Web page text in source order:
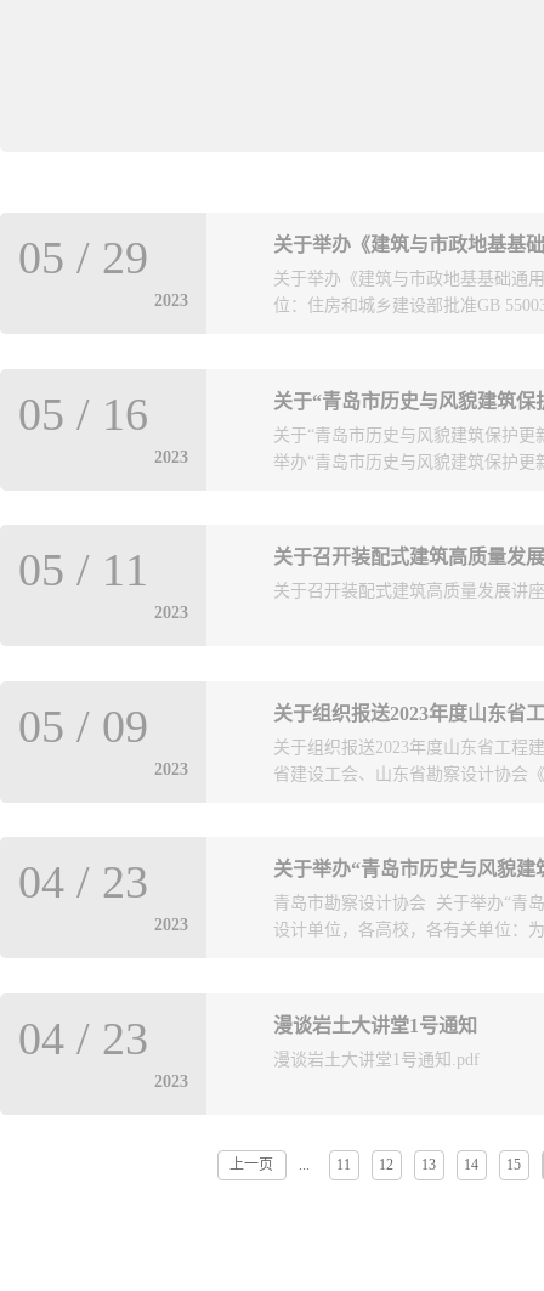
关于举办《建筑与市政地基基
2023
05 / 29
关于举办《建筑与市政地基基础通
位：住房和城乡建设部批准GB
规范》国家标准，本文件为强制性
程技术人员系统掌握对该标准的理
55003-2021标准培训活动，现将有
范》GB 55003-2021编制背景、条
长。兼任住房和城乡建设部建筑地
委员、中国建筑业协会深基础与地
的单位认真填报回执表，加盖单位
请参训人员认真遵守培训期间主办
件：培训回执表。青岛市勘察设计
关于“青岛市历史与风貌建筑
2023
05 / 16
关于“青岛市历史与风貌建筑保护
举办“青岛市历史与风貌建筑保护
2023年4月20日印发后，为推动竞
赛评选增设专项组。现将专项组竞
范围内，并列入历史城区三年攻坚
对历史资料的保护利用价值进行研
规范要求，确保方案具有可操作性
能等低碳环保要求。三、竞赛作品
841mm）参赛图板，图面表达方式
为JPG或PDF,4、每个方案应同时
历史城区三年攻坚行动的设计单位
城区保护更新指挥部办公室联合审
2023
05 / 11 关于召开装配式建筑高质量发展讲
关于组织报送2023年度山东省
2023
05 / 09
关于组织报送2023年度山东省工程
省建设工会、山东省勘察设计协会
程建设 （勘察设计）优秀QC小组
开始组织2023年度优秀QC小组（
市勘察设计协会。我会将对所报项
22日，联系人:许萌 85931913。地
设（勘察设计） 优秀 QC 小组成果
汇总表.xls附件5：工程勘察设计质
关于举办“青岛市历史与风貌
2023
04 / 23
青岛市勘察设计协会 关于举办“青
设计单位，各高校，各有关单位：
承和发展，配合做好全市历史城区
护更新方案设计竞赛”活动，现将
设局，青岛市历史城区保护更新
升历史城区品质，积极导入新兴业
漫谈岩土大讲堂1号通知
2023
04 / 23 漫谈岩土大讲堂1号通知.pdf
上一页 ... 11 12 13 14 15